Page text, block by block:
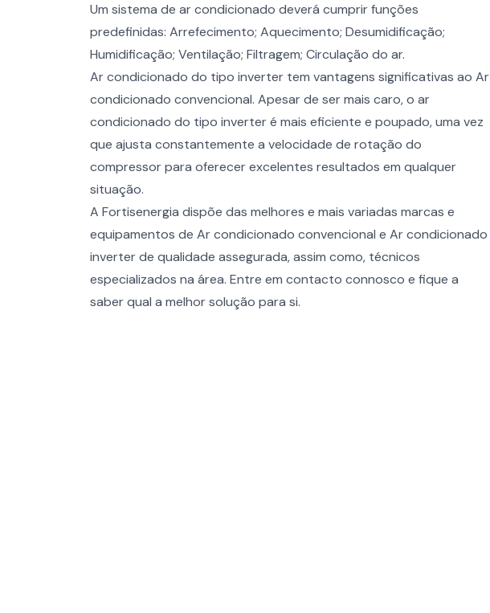
Um sistema de ar condicionado deverá cumprir funções
predefinidas: Arrefecimento; Aquecimento; Desumidificação;
Humidificação; Ventilação; Filtragem; Circulação do ar.
Ar condicionado do tipo inverter tem vantagens significativas ao Ar
condicionado convencional. Apesar de ser mais caro, o ar
condicionado do tipo inverter é mais eficiente e poupado, uma vez
que ajusta constantemente a velocidade de rotação do
compressor para oferecer excelentes resultados em qualquer
situação.
A Fortisenergia dispõe das melhores e mais variadas marcas e
equipamentos de Ar condicionado convencional e Ar condicionado
inverter de qualidade assegurada, assim como, técnicos
especializados na área. Entre em contacto connosco e fique a
saber qual a melhor solução para si.